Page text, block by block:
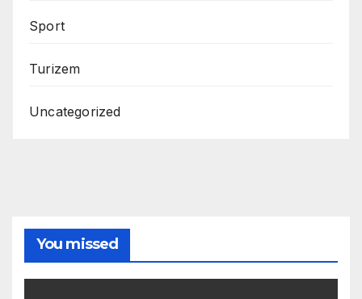
Sport
Turizem
Uncategorized
You missed